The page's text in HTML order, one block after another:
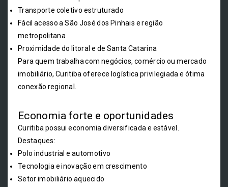
Transporte coletivo estruturado
Fácil acesso a São José dos Pinhais e região
metropolitana
Proximidade do litoral e de Santa Catarina
Para quem trabalha com negócios, comércio ou mercado
imobiliário, Curitiba oferece logística privilegiada e ótima
conexão regional.
Economia forte e oportunidades
Curitiba possui economia diversificada e estável.
Destaques:
Polo industrial e automotivo
Tecnologia e inovação em crescimento
Setor imobiliário aquecido